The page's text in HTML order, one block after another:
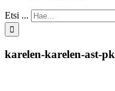
Etsi ...
karelen-karelen-ast-pk